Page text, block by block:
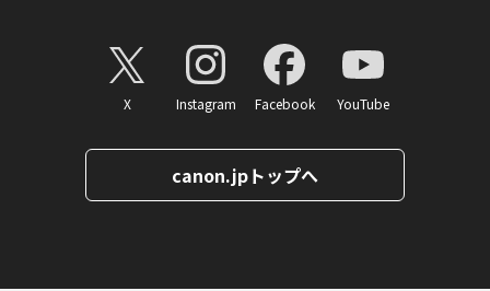
X Instagram Facebook YouTube
canon.jpトップへ